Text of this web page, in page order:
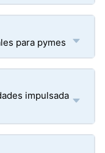
para pymes
impulsada